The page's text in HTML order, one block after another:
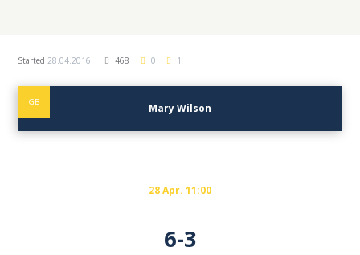
Started28.04.2016 468 0 1
GB Mary Wilson
28 Apr. 11:00
6-3